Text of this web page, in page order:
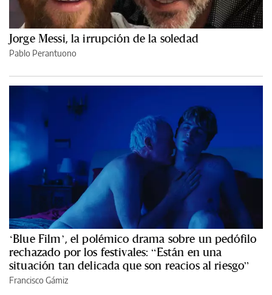
Jorge Messi, la irrupción de la soledad
Pablo Perantuono
‘Blue Film’, el polémico drama sobre un pedófilo
rechazado por los festivales: “Están en una
situación tan delicada que son reacios al riesgo”
Francisco Gámiz